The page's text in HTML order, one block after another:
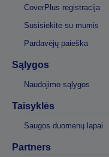
CoverPlus registracija
Susisiekite su mumis
Pardavėjų paieška
Sąlygos
Naudojimo sąlygos
Taisyklės
Saugos duomenų lapai
Partners